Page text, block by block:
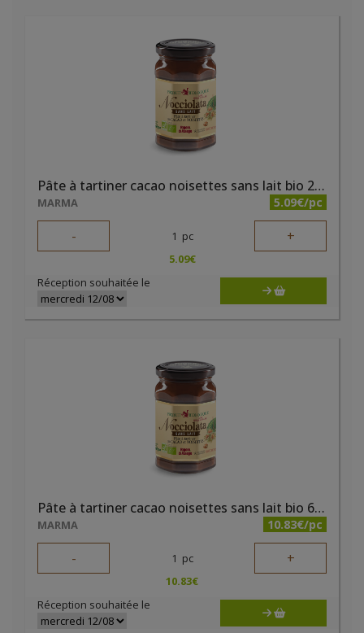
Pâte à tartiner cacao noisettes sans lait bio 250g Nocciolata
MARMA 5.09€/pc
- 1 pc +
5.09€
Réception souhaitée le
Pâte à tartiner cacao noisettes sans lait bio 650g Nocciolata
MARMA 10.83€/pc
- 1 pc +
10.83€
Réception souhaitée le